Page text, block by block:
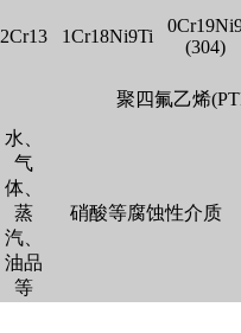
2Cr13 1Cr18Ni9Ti
(304)
聚四氟乙烯
水、
气
体、
蒸
汽、
油品
等
硝酸等腐蚀性介质